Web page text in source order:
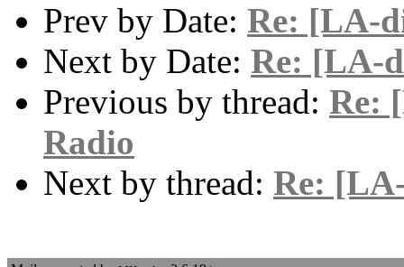
Prev by Date: Re: [LA-
Next by Date: Re: [LA-
Previous by thread: Re:
Radio
Next by thread: Re: